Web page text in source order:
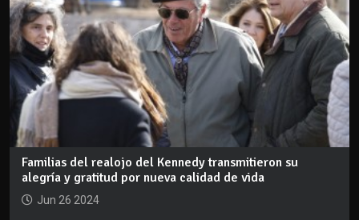
Familias del realojo del Kennedy transmitieron su
alegría y gratitud por nueva calidad de vida
Jun 26 2024